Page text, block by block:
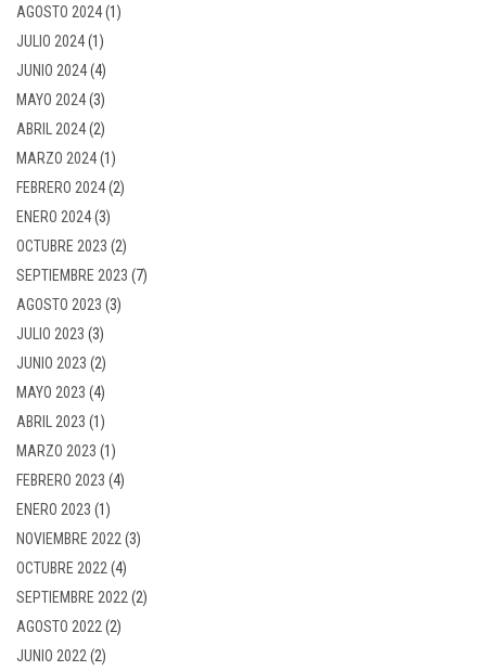
AGOSTO 2024(1)
JULIO 2024(1)
JUNIO 2024(4)
MAYO 2024(3)
ABRIL 2024(2)
MARZO 2024(1)
FEBRERO 2024(2)
ENERO 2024(3)
OCTUBRE 2023 (2)
SEPTIEMBRE 2023 (7)
AGOSTO 2023 (3)
JULIO 2023 (3)
JUNIO 2023 (2)
MAYO 2023 (4)
ABRIL 2023 (1)
MARZO 2023 (1)
FEBRERO 2023 (4)
ENERO 2023 (1)
NOVIEMBRE 2022 (3)
OCTUBRE 2022 (4)
SEPTIEMBRE 2022 (2)
AGOSTO 2022 (2)
JUNIO 2022 (2)